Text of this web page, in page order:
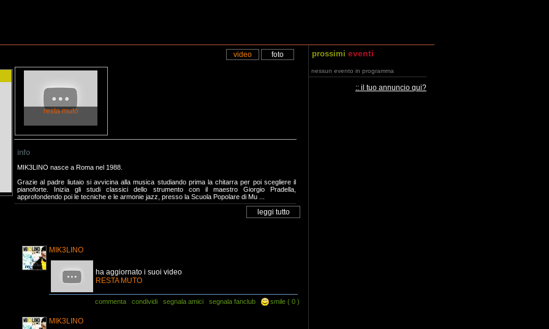
info
MIK3LINO nasce a Roma nel 1988.
Grazie al padre liutaio si avvicina alla musica studiando prima la chitarra per poi scegliere il
pianoforte. Inizia gli studi classici dello strumento con il maestro Giorgio Pradella,
approfondendo poi le tecniche e le armonie jazz, presso la Scuola Popolare di Mu ...
MIK3LINO
ha aggiornato i suoi video
RESTA MUTO
commenta condividi segnala amici segnala fanclub smile ( 0 )
MIK3LINO
prossimi eventi
nessun evento in programma
:: il tuo annuncio qui?